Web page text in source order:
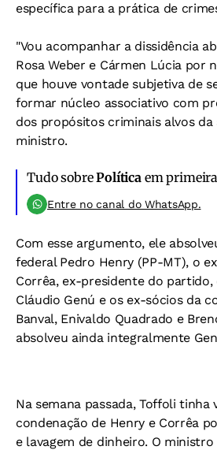
específica para a prática de
"Vou acompanhar a dissidência
Rosa Weber e Cármen Lúcia por
que houve vontade subjetiva de
formar núcleo associativo com
dos propósitos criminais alvos da
ministro.
Tudo sobrePolíticaem
Entre no canal do WhatsApp.
Com esse argumento, ele
federal Pedro Henry (PP-MT), o
Corrêa, ex-presidente do partido,
Cláudio Genú e os ex-sócios da
Banval, Enivaldo Quadrado e
absolveu ainda integralmente
Na semana passada, Toffoli tinha
condenação de Henry e Corrêa
e lavagem de dinheiro. O